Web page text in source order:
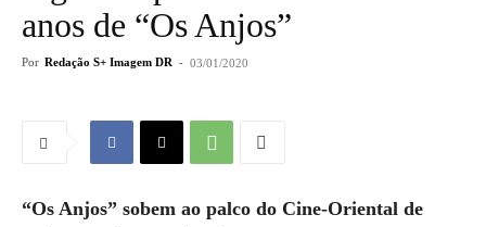
anos de “Os Anjos”
Por Redação S+ Imagem DR - 03/01/2020
“Os Anjos” sobem ao palco do Cine-Oriental de